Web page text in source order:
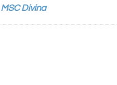
MSC Divina